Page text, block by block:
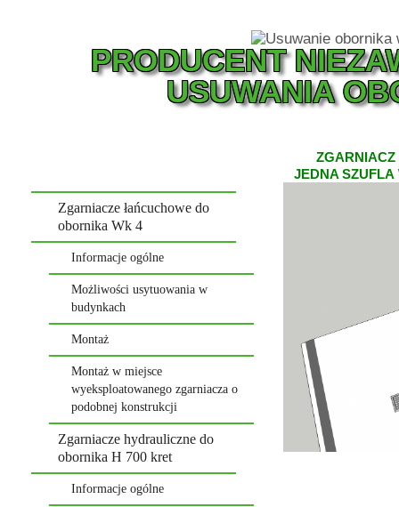
PRODUCENT
USUWANIA
Zgarniacze łańcuchowe do
obornika Wk 4
Informacje ogólne
Możliwości usytuowania w
budynkach
Montaż
Montaż w miejsce
wyeksploatowanego zgarniacza o
podobnej konstrukcji
Zgarniacze hydrauliczne do
obornika H 700 kret
Informacje ogólne
ZGARNIACZ
JEDNA SZUFLA